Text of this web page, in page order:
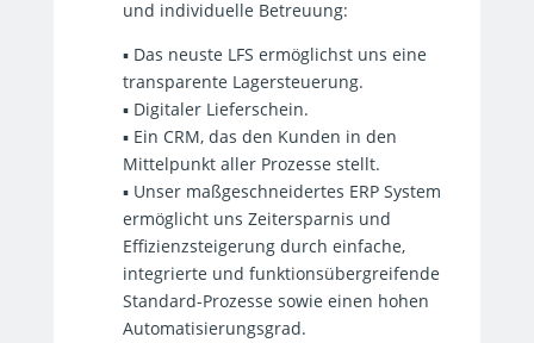
und individuelle Betreuung:
▪ Das neuste LFS ermöglichst uns eine
transparente Lagersteuerung.
▪ Digitaler Lieferschein.
▪ Ein CRM, das den Kunden in den
Mittelpunkt aller Prozesse stellt.
▪ Unser maßgeschneidertes ERP System
ermöglicht uns Zeitersparnis und
Effizienzsteigerung durch einfache,
integrierte und funktionsübergreifende
Standard-Prozesse sowie einen hohen
Automatisierungsgrad.